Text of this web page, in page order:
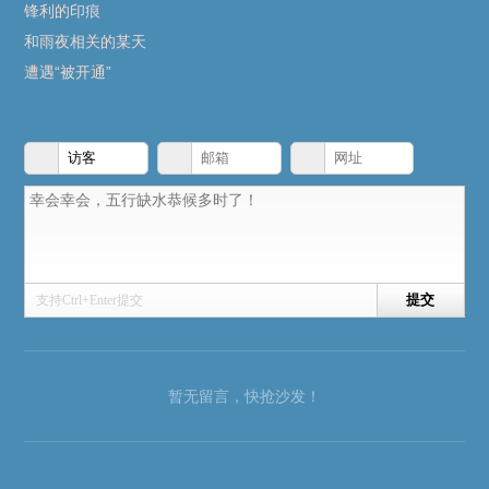
锋利的印痕
和雨夜相关的某天
遭遇“被开通”
支持Ctrl+Enter提交
暂无留言，快抢沙发！